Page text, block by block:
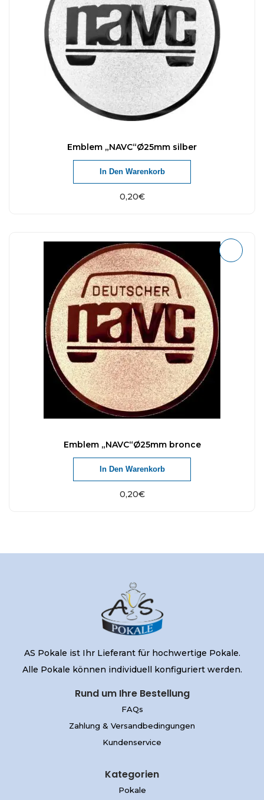
Emblem „NAVC“Ø25mm silber
0,20€
In Den Warenkorb
Emblem „NAVC“Ø25mm bronce
0,20€
In Den Warenkorb
AS Pokale ist Ihr Lieferant für hochwertige Pokale.
Alle Pokale können individuell konfiguriert werden.
Rund um Ihre Bestellung
FAQs
Zahlung & Versandbedingungen
Kundenservice
Kategorien
Pokale